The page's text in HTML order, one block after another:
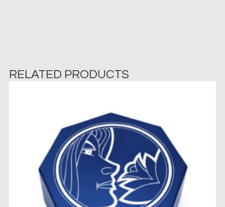
RELATED PRODUCTS